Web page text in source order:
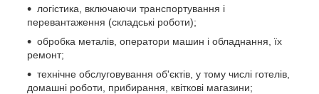
логістика, включаючи транспортування і
перевантаження (складські роботи);
обробка металів, оператори машин і обладнання, їх
ремонт;
технічне обслуговування об'єктів, у тому числі готелів,
домашні роботи, прибирання, квіткові магазини;